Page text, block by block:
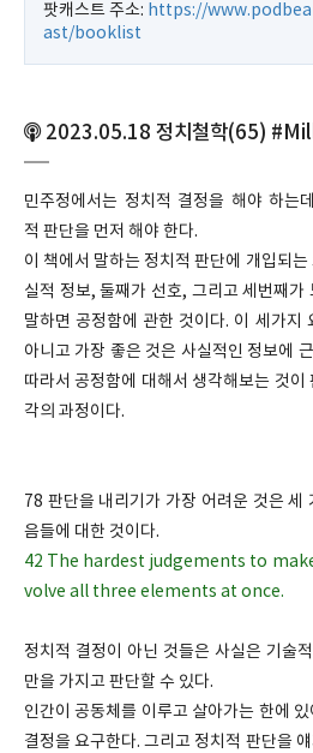
팟캐스트 주소: https://
ast/booklist
2023.05.18 정치철학(65)
민주정에서는 정치적 결정을 해야 하는
적 판단을 먼저 해야 한다.
이 책에서 말하는 정치적 판단에 개입되
실적 정보, 둘째가 선호, 그리고 세번째가
말하면 공정함에 관한 것이다. 이 세가지
아니고 가장 좋은 것은 사실적인 정보에
따라서 공정함에 대해서 생각해보는 것이
각의 과정이다.
78 판단을 내리기가 가장 어려운 것은 세
음들에 대한 것이다.
42 The hardest judgements to
volve all three elements at once.
정치적 결정이 아닌 것들은 사실은 기술
만을 가지고 판단할 수 있다.
인간이 공동체를 이루고 살아가는 한에
결정을 요구한다. 그리고 정치적 판단을